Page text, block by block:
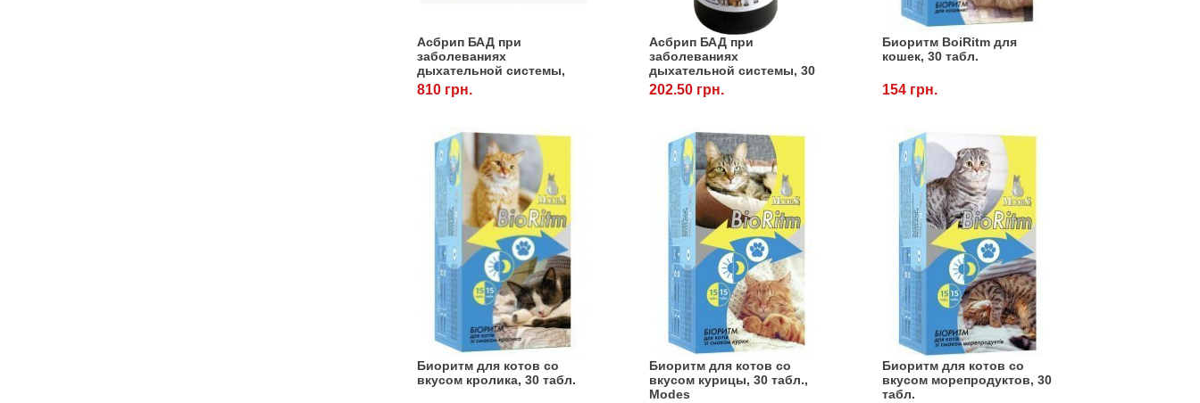
Асбрип БАД при
заболеваниях
дыхательной системы,
150 мл, Catalysis
810 грн.
Асбрип БАД при
заболеваниях
дыхательной системы, 30
мл, Catalysis
202.50 грн.
Биоритм BoiRitm для
кошек, 30 табл.
154 грн.
Биоритм для котов cо
вкусом кролика, 30 табл.
Биоритм для котов cо
вкусом курицы, 30 табл.,
Modes
Биоритм для котов cо
вкусом морепродуктов, 30
табл.